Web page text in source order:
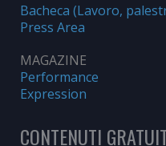
Bacheca (Lavoro,
Press Area
MAGAZINE
Performance
Expression
CONTENUTI